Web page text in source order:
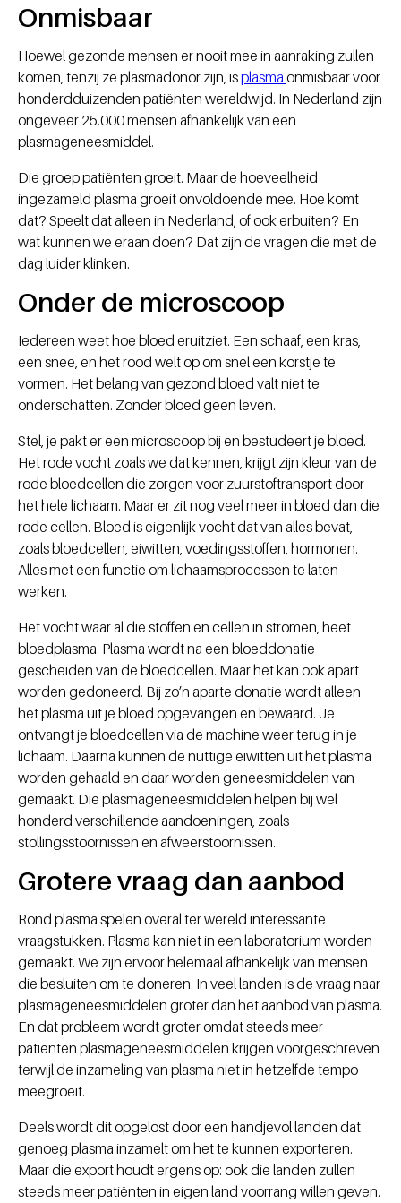
Onmisbaar
Hoewel gezonde mensen er nooit mee in aanraking zullen
komen, tenzij ze plasmadonor zijn, isplasma onmisbaar voor
honderdduizenden patiënten wereldwijd. In Nederland zijn
ongeveer 25.000 mensen afhankelijk van een
plasmageneesmiddel.
Die groep patiënten groeit. Maar de hoeveelheid
ingezameld plasma groeit onvoldoende mee. Hoe komt
dat? Speelt dat alleen in Nederland, of ook erbuiten? En
wat kunnen we eraan doen? Dat zijn de vragen die met de
dag luider klinken.
Onder de microscoop
Iedereen weet hoe bloed eruitziet. Een schaaf, een kras,
een snee, en het rood welt op om snel een korstje te
vormen. Het belang van gezond bloed valt niet te
onderschatten. Zonder bloed geen leven.
Stel, je pakt er een microscoop bij en bestudeert je bloed.
Het rode vocht zoals we dat kennen, krijgt zijn kleur van de
rode bloedcellen die zorgen voor zuurstoftransport door
het hele lichaam. Maar er zit nog veel meer in bloed dan die
rode cellen. Bloed is eigenlijk vocht dat van alles bevat,
zoals bloedcellen, eiwitten, voedingsstoffen, hormonen.
Alles met een functie om lichaamsprocessen te laten
werken.
Het vocht waar al die stoffen en cellen in stromen, heet
bloedplasma. Plasma wordt na een bloeddonatie
gescheiden van de bloedcellen. Maar het kan ook apart
worden gedoneerd. Bij zo’n aparte donatie wordt alleen
het plasma uit je bloed opgevangen en bewaard. Je
ontvangt je bloedcellen via de machine weer terug in je
lichaam. Daarna kunnen de nuttige eiwitten uit het plasma
worden gehaald en daar worden geneesmiddelen van
gemaakt. Die plasmageneesmiddelen helpen bij wel
honderd verschillende aandoeningen, zoals
stollingsstoornissen en afweerstoornissen.
Grotere vraag dan aanbod
Rond plasma spelen overal ter wereld interessante
vraagstukken. Plasma kan niet in een laboratorium worden
gemaakt. We zijn ervoor helemaal afhankelijk van mensen
die besluiten om te doneren. In veel landen is de vraag naar
plasmageneesmiddelen groter dan het aanbod van plasma.
En dat probleem wordt groter omdat steeds meer
patiënten plasmageneesmiddelen krijgen voorgeschreven
terwijl de inzameling van plasma niet in hetzelfde tempo
meegroeit.
Deels wordt dit opgelost door een handjevol landen dat
genoeg plasma inzamelt om het te kunnen exporteren.
Maar die export houdt ergens op: ook die landen zullen
steeds meer patiënten in eigen land voorrang willen geven.